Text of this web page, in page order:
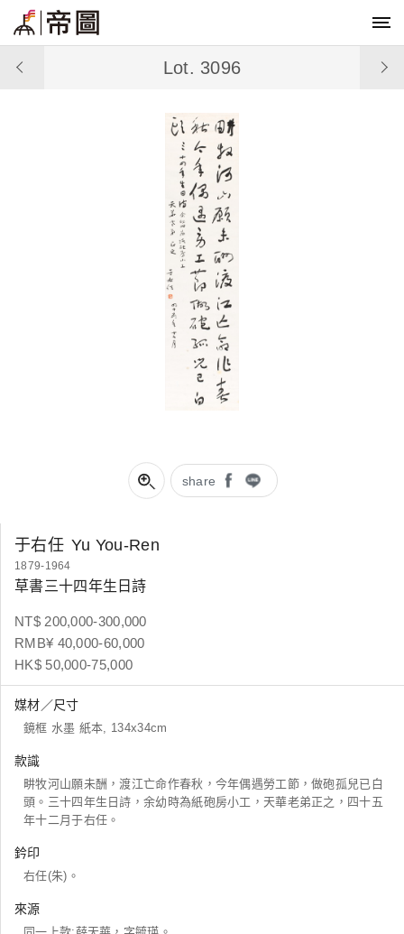
share
Lot. 3096
于右任 Yu You-Ren
1879-1964
草書三十四年生日詩
NT$ 200,000-300,000
RMB¥ 40,000-60,000
HK$ 50,000-75,000
媒材／尺寸
鏡框 水墨 紙本, 134x34cm
款識
畊牧河山願未酬，渡江亡命作春秋，今年偶遇勞工節，做砲孤兒已白
頭。三十四年生日詩，余幼時為紙砲房小工，天華老弟正之，四十五
年十二月于右任。
鈐印
右任(朱)。
來源